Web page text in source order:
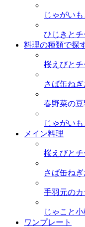
じゃがい
ひじきと
料理の種類で探
桜えびと
さば缶ねぎ
春野菜の
じゃがい
メイン料理
桜えびと
さば缶ねぎ
手羽元の
じゃこと
ワンプレート